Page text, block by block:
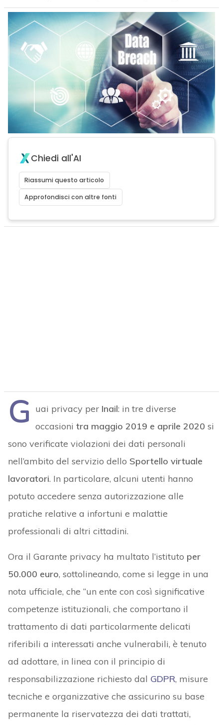
Chiedi all'AI
Riassumi questo articolo
Approfondisci con altre fonti
G uai privacy per Inail: in tre diverse
occasioni tra maggio 2019 e aprile 2020 si
sono verificate violazioni dei dati personali
nell’ambito del servizio dello Sportello virtuale
lavoratori. In particolare, alcuni utenti hanno
potuto accedere senza autorizzazione alle
pratiche relative a infortuni e malattie
professionali di altri cittadini.
Ora il Garante privacy ha multato l’istituto per
50.000 euro, sottolineando, come si legge in una
nota ufficiale, che “un ente con così significative
competenze istituzionali, che comportano il
trattamento di dati particolarmente delicati
riferibili a interessati anche vulnerabili, è tenuto
ad adottare, in linea con il principio di
responsabilizzazione richiesto dal GDPR, misure
tecniche e organizzative che assicurino su base
permanente la riservatezza dei dati trattati,